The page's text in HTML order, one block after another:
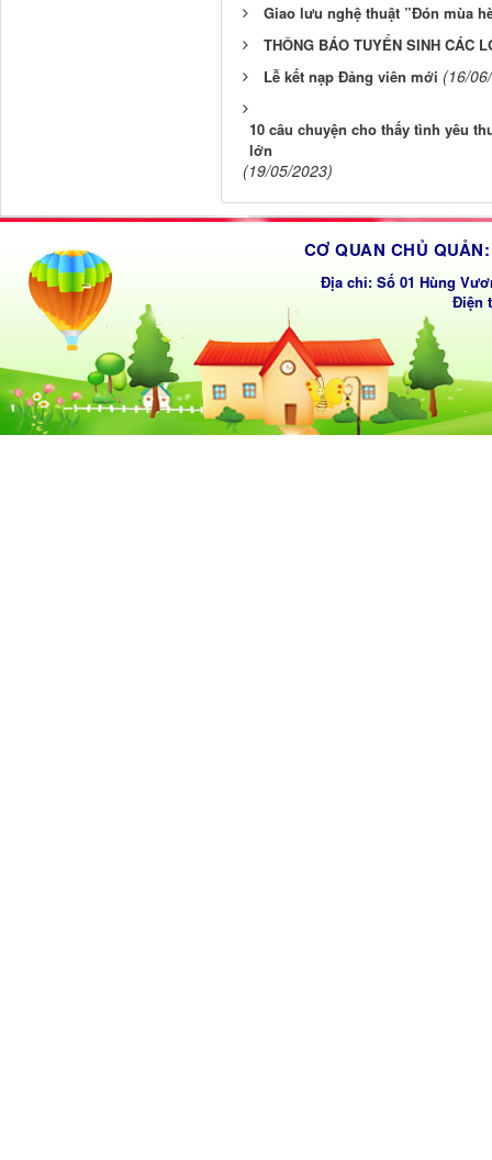
Giao lưu nghệ thuật ”Đón mùa
THÔNG BÁO TUYỂN SINH CÁC
Lễ kết nạp Đảng viên mới (16/
10 câu chuyện cho thấy tình yêu
lớn
(19/05/2023)
CƠ QUAN CHỦ
Địa chỉ: Số 01 Hùng
Điện